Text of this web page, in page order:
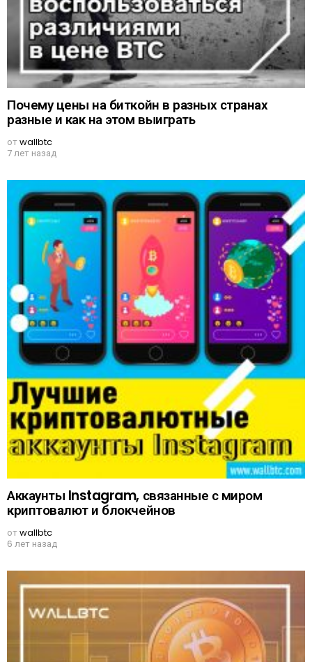
Почему цены на биткойн в разных странах
разные и как на этом выиграть
отwallbtc
7 лет назад
Аккаунты Instagram, связанные с миром
криптовалют и блокчейнов
отwallbtc
6 лет назад